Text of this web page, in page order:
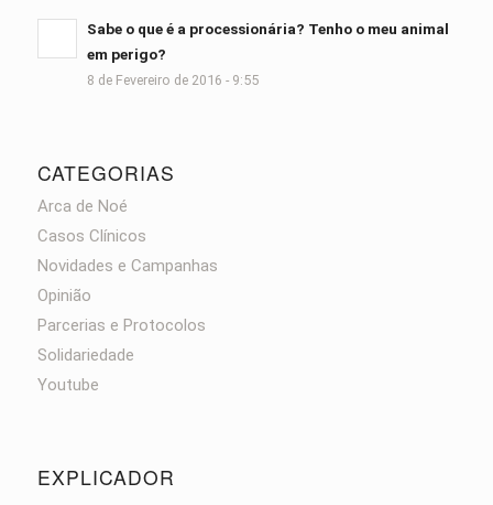
Sabe o que é a processionária? Tenho o meu animal
em perigo?
8 de Fevereiro de 2016 - 9:55
CATEGORIAS
Arca de Noé
Casos Clínicos
Novidades e Campanhas
Opinião
Parcerias e Protocolos
Solidariedade
Youtube
EXPLICADOR